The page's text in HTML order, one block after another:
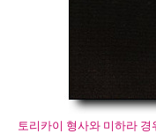
토리카이 형사와 미하라